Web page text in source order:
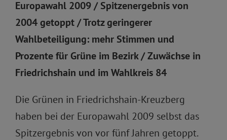
Europawahl 2009 / Spitzenergebnis von
2004 getoppt / Trotz geringerer
Wahlbeteiligung: mehr Stimmen und
Prozente für Grüne im Bezirk / Zuwächse in
Friedrichshain und im Wahlkreis 84
Die Grünen in Friedrichshain-Kreuzberg
haben bei der Europawahl 2009 selbst das
Spitzergebnis von vor fünf Jahren getoppt.